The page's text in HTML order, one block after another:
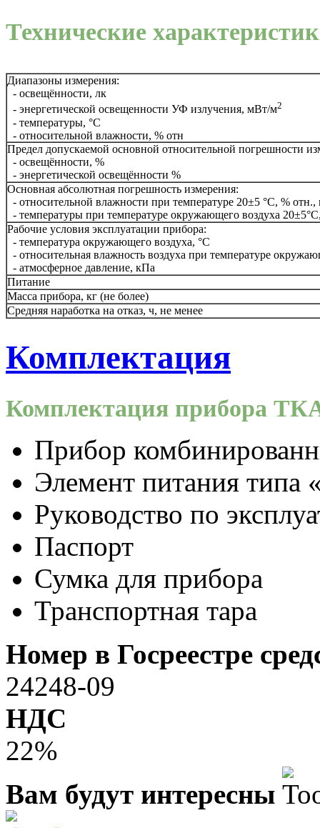
Технические
Диапазоны измерения:
- освещённости, лк
- энергетической освещенности УФ излучения, мВт/м2
- температуры, °С
- относительной влажности, % отн
Предел допускаемой основной относительной погрешности
- освещённости, %
- энергетической освещённости %
Основная абсолютная погрешность измерения:
- относительной влажности при температуре 20±5 °С, % отн.,
- температуры при температуре окружающего воздуха
Рабочие условия эксплуатации прибора:
- температура окружающего воздуха, °С
- относительная влажность воздуха при температуре
- атмосферное давление, кПа
Питание
Масса прибора, кг (не более)
Средняя наработка на отказ, ч, не менее
Комплектация
Комплектация прибора
Прибор
Элемент питания типа
Руководство по
Паспорт
Сумка для прибора
Транспортная тара
Номер в Госреестре
24248-09
НДС
22%
Вам будут интересны